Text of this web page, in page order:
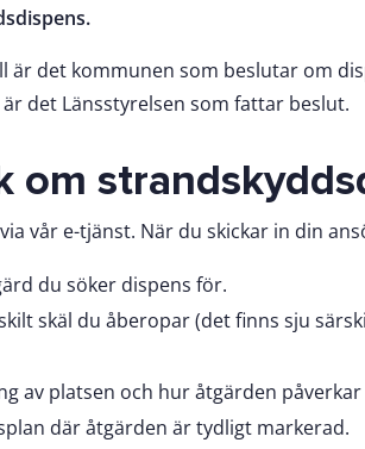
är det kommunen som beslutar om
det Länsstyrelsen som fattar beslut.
om
vår e-tjänst. När du skickar in din
du söker dispens för.
skäl du åberopar (det finns sju
av platsen och hur åtgärden
där åtgärden är tydligt markerad.